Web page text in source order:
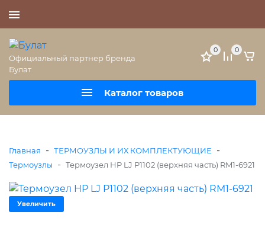
Официальный партнер бренда
Булат
Каталог товаров
0 0
Главная - ТЕРМОУЗЛЫ И ИХ КОМПЛЕКТУЮЩИЕ -
Термоузлы - Термоузел HP LJ P1102 (верхняя часть) RM1-6921
Увеличить